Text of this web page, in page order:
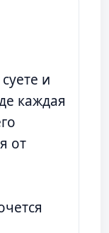
и
каждая
от